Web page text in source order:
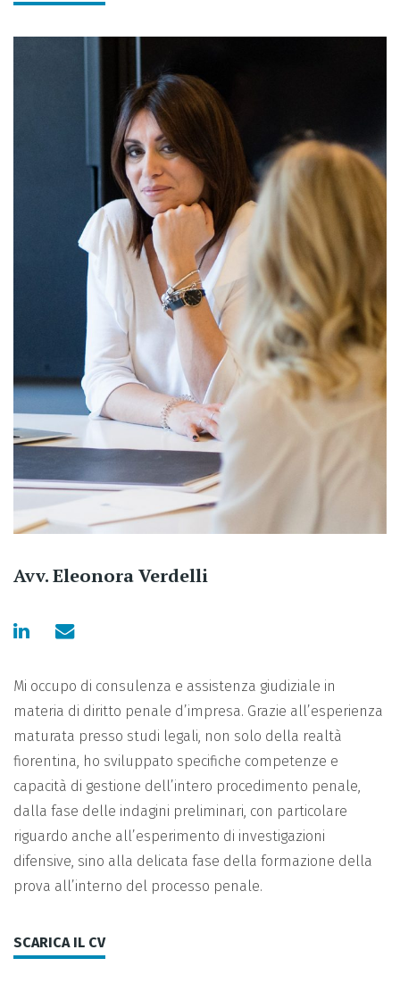
Avv. Eleonora Verdelli
Mi occupo di consulenza e assistenza giudiziale in
materia di diritto penale d’impresa. Grazie all’esperienza
maturata presso studi legali, non solo della realtà
fiorentina, ho sviluppato specifiche competenze e
capacità di gestione dell’intero procedimento penale,
dalla fase delle indagini preliminari, con particolare
riguardo anche all’esperimento di investigazioni
difensive, sino alla delicata fase della formazione della
prova all’interno del processo penale.
SCARICA IL CV